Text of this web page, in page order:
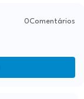
0Comentários